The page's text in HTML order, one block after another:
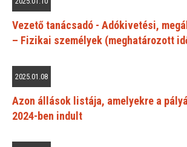
Vezető tanácsadó - Adókivetési,
– Fizikai személyek (meghatározott
2025.01.08
Azon állások listája, amelyekre a
2024-ben indult